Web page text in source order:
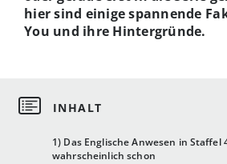
1) Das Englische Anwesen in Staffel
wahrscheinlich schon
hier sind einige spannende
You und ihre Hintergründe.